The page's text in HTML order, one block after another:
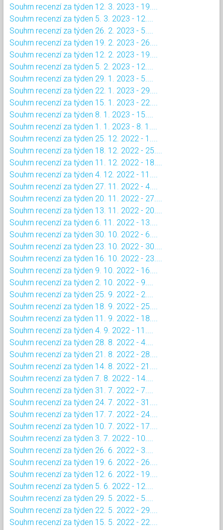
Souhrn recenzí za týden 12. 3. 2023 - 19....
Souhrn recenzí za týden 5. 3. 2023 - 12....
Souhrn recenzí za týden 26. 2. 2023 - 5....
Souhrn recenzí za týden 19. 2. 2023 - 26....
Souhrn recenzí za týden 12. 2. 2023 - 19....
Souhrn recenzí za týden 5. 2. 2023 - 12....
Souhrn recenzí za týden 29. 1. 2023 - 5....
Souhrn recenzí za týden 22. 1. 2023 - 29....
Souhrn recenzí za týden 15. 1. 2023 - 22....
Souhrn recenzí za týden 8. 1. 2023 - 15....
Souhrn recenzí za týden 1. 1. 2023 - 8. 1....
Souhrn recenzí za týden 25. 12. 2022 - 1....
Souhrn recenzí za týden 18. 12. 2022 - 25....
Souhrn recenzí za týden 11. 12. 2022 - 18....
Souhrn recenzí za týden 4. 12. 2022 - 11....
Souhrn recenzí za týden 27. 11. 2022 - 4....
Souhrn recenzí za týden 20. 11. 2022 - 27....
Souhrn recenzí za týden 13. 11. 2022 - 20....
Souhrn recenzí za týden 6. 11. 2022 - 13....
Souhrn recenzí za týden 30. 10. 2022 - 6....
Souhrn recenzí za týden 23. 10. 2022 - 30....
Souhrn recenzí za týden 16. 10. 2022 - 23....
Souhrn recenzí za týden 9. 10. 2022 - 16....
Souhrn recenzí za týden 2. 10. 2022 - 9....
Souhrn recenzí za týden 25. 9. 2022 - 2....
Souhrn recenzí za týden 18. 9. 2022 - 25....
Souhrn recenzí za týden 11. 9. 2022 - 18....
Souhrn recenzí za týden 4. 9. 2022 - 11....
Souhrn recenzí za týden 28. 8. 2022 - 4....
Souhrn recenzí za týden 21. 8. 2022 - 28....
Souhrn recenzí za týden 14. 8. 2022 - 21....
Souhrn recenzí za týden 7. 8. 2022 - 14....
Souhrn recenzí za týden 31. 7. 2022 - 7....
Souhrn recenzí za týden 24. 7. 2022 - 31....
Souhrn recenzí za týden 17. 7. 2022 - 24....
Souhrn recenzí za týden 10. 7. 2022 - 17....
Souhrn recenzí za týden 3. 7. 2022 - 10....
Souhrn recenzí za týden 26. 6. 2022 - 3....
Souhrn recenzí za týden 19. 6. 2022 - 26....
Souhrn recenzí za týden 12. 6. 2022 - 19....
Souhrn recenzí za týden 5. 6. 2022 - 12....
Souhrn recenzí za týden 29. 5. 2022 - 5....
Souhrn recenzí za týden 22. 5. 2022 - 29....
Souhrn recenzí za týden 15. 5. 2022 - 22....